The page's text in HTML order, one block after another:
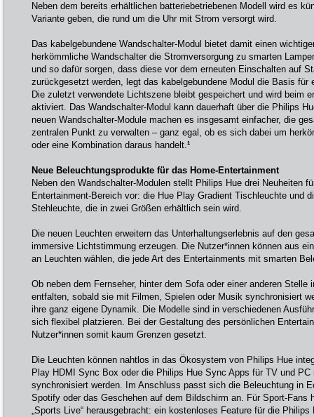
Neben dem bereits erhältlichen batteriebetriebenen Modell wird es
Variante geben, die rund um die Uhr mit Strom versorgt wird.
Das kabelgebundene Wandschalter-Modul bietet damit einen
herkömmliche Wandschalter die Stromversorgung zu smarten
und so dafür sorgen, dass diese vor dem erneuten Einschalten auf
zurückgesetzt werden, legt das kabelgebundene Modul die Basis für
Die zuletzt verwendete Lichtszene bleibt gespeichert und wird beim
aktiviert. Das Wandschalter-Modul kann dauerhaft über die Philips
neuen Wandschalter-Module machen es insgesamt einfacher, die
zentralen Punkt zu verwalten – ganz egal, ob es sich dabei um
oder eine Kombination daraus handelt.¹
Neue Beleuchtungsprodukte für das Home-Entertainment
Neben den Wandschalter-Modulen stellt Philips Hue drei Neuheiten
Entertainment-Bereich vor: die Hue Play Gradient Tischleuchte und
Stehleuchte, die in zwei Größen erhältlich sein wird.
Die neuen Leuchten erweitern das Unterhaltungserlebnis auf den
immersive Lichtstimmung erzeugen. Die Nutzer*innen können aus
an Leuchten wählen, die jede Art des Entertainments mit smarten
Ob neben dem Fernseher, hinter dem Sofa oder einer anderen Stelle
entfalten, sobald sie mit Filmen, Spielen oder Musik synchronisiert
ihre ganz eigene Dynamik. Die Modelle sind in verschiedenen
sich flexibel platzieren. Bei der Gestaltung des persönlichen
Nutzer*innen somit kaum Grenzen gesetzt.
Die Leuchten können nahtlos in das Ökosystem von Philips Hue
Play HDMI Sync Box oder die Philips Hue Sync Apps für TV und
synchronisiert werden. Im Anschluss passt sich die Beleuchtung in
Spotify oder das Geschehen auf dem Bildschirm an. Für Sport-Fans
„Sports Live“ herausgebracht: ein kostenloses Feature für die